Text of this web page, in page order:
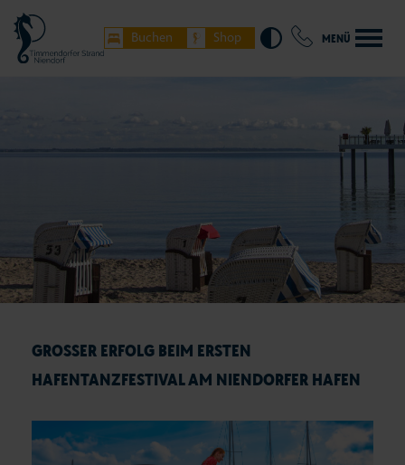
Buchen Shop MENÜ
GROSSER ERFOLG BEIM ERSTEN H
AFENTANZFESTIVAL AM NIENDORFER HAFEN